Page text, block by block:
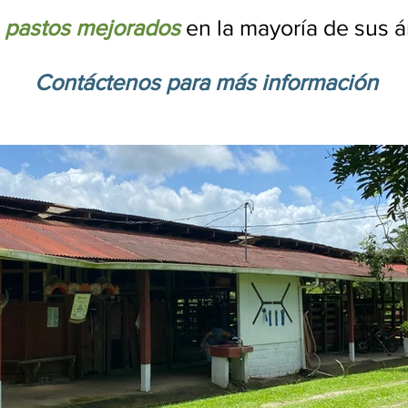
pastos mejoradosen la mayoría de sus
Contáctenos para más información